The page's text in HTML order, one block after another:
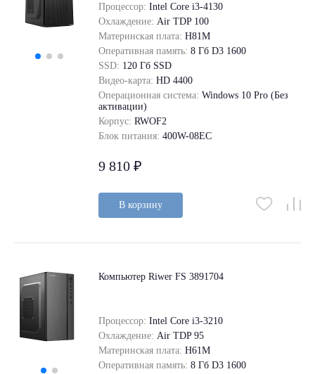
Процессор: Intel Core i3-4130
Охлаждение: Air TDP 100
Материнская плата: H81M
Оперативная память: 8 Гб D3 1600
SSD: 120 Гб SSD
Видео-карта: HD 4400
Операционная система: Windows 10 Pro (Без
активации)
Корпус: RWOF2
Блок питания: 400W-08EC
9 810 ₽
В корзину
Компьютер Riwer FS 3891704
Процессор: Intel Core i3-3210
Охлаждение: Air TDP 95
Материнская плата: H61M
Оперативная память: 8 Гб D3 1600